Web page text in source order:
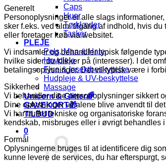
Caps
Huer
Tørklæder
Tasker
PLEJE
Pels, Man & Hale
Hovpleje
Flue & Insektbeskyttelse
Hudpleje & UV-beskyttelse
Massage
Unicorn & Glitter🌈
GAVEKORT🎁
TILBUD
0
Generelt
Personoplysninger er alle slags
sker f.eks. ved alm. tilgang af indhold, hvis
eller foretager køb via websitet.
Vi indsamler og behandler typisk følgende
hvilke sider du klikker på (interesser). I det
betalingsoplysninger. Det vil typisk være i
Sikkerhed
Vi behandler dine personoplysninger sikkert
Dine oplysninger vil alene blive anvendt til
Vi har truffet tekniske og organisatoriske
kendskab, misbruges eller i øvrigt behandles
Formål
Oplysningerne bruges til at identificere dig
kunne levere de services, du har efterspurgt,